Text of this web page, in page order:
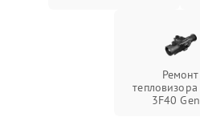
Ремонт
3F40